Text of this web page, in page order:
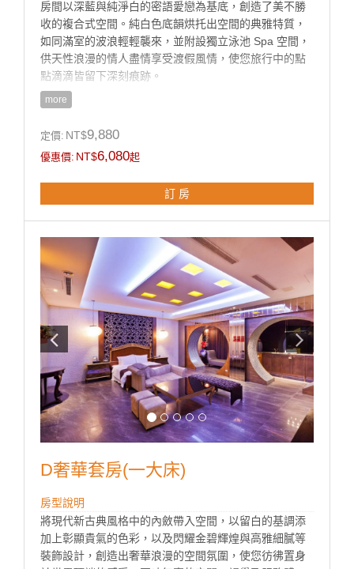
房間以深藍與純淨白的密語愛戀為基底，創造了美不勝
收的複合式空間。純白色底韻烘托出空間的典雅特質，
如同滿室的波浪輕輕襲來，並附設獨立泳池 Spa 空間，
供天性浪漫的情人盡情享受渡假風情，使您旅行中的點
點滴滴皆留下深刻痕跡。
♦超大室內泳池
♦豪華大理石按摩浴缸、淋浴花灑.
♦mini吧檯(附餅乾點心、礦泉水、罐裝飲料、咖啡包、茶
包各兩份)
♦此房型附專屬一房一車庫+一泳池
♦所有房型免費反針孔偵測
more
定價: NT$9,880
優惠價: NT$6,080起
訂 房
D奢華套房(一大床)
房型說明
將現代新古典風格中的內斂帶入空間，以留白的基調添
加上彰顯貴氣的色彩，以及閃耀金碧輝煌與高雅細膩等
裝飾設計，創造出奢華浪漫的空間氛圍，使您彷彿置身